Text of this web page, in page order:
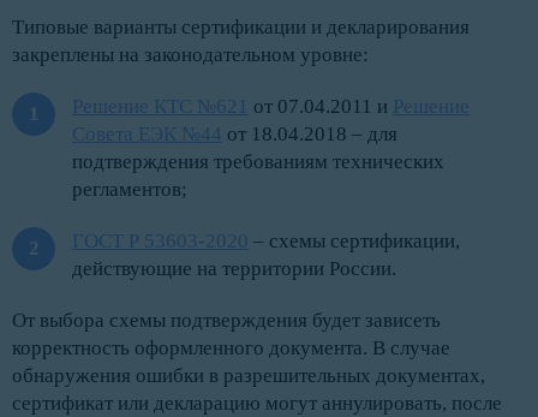
Типовые варианты сертификации и декларирования
закреплены на законодательном уровне:
Решение КТС №621 от 07.04.2011 и Решение
Совета ЕЭК №44 от 18.04.2018 – для
подтверждения требованиям технических
регламентов;
ГОСТ Р 53603-2020 – схемы сертификации,
действующие на территории России.
От выбора схемы подтверждения будет зависеть
корректность оформленного документа. В случае
обнаружения ошибки в разрешительных документах,
сертификат или декларацию могут аннулировать, после